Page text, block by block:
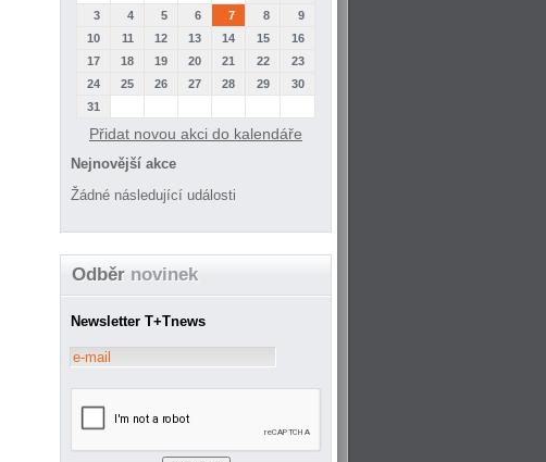
3
4 5 6 7 8
9
10
11 12 13 14 15
16
17
18 19 20 21 22
23
24
25 26 27 28 29
30
31
Přidat novou akci do kalendáře
Nejnovější akce
Žádné následující události
Odběr novinek
Newsletter T+Tnews